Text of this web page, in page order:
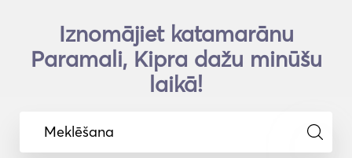
Iznomājiet katamarānu
Paramali, Kipra dažu minūšu
laikā!
Meklēšana